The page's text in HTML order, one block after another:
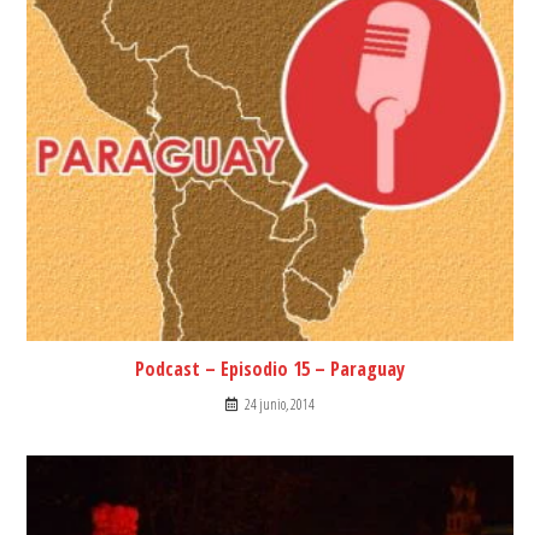
Podcast – Episodio 15 – Paraguay
24 junio, 2014